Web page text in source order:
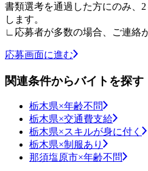
書類選考を通過した方にのみ、
します。
∟応募者が多数の場合、ご連絡
応募画面に進む
関連条件からバイトを探す
栃木県×年齢不問
栃木県×交通費支給
栃木県×スキルが身に付く
栃木県×制服あり
那須塩原市×年齢不問